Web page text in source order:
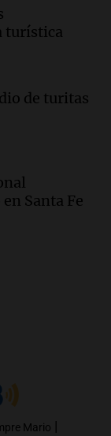
turística
de turitas
Santa Fe
Mario |